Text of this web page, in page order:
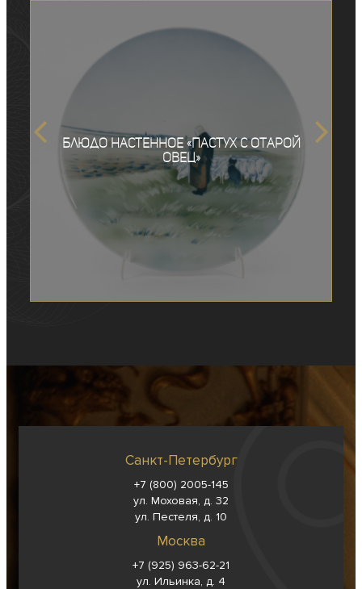
Блюдо настенное «Пастух с отарой
овец»
Санкт-Петербург
+7 (800) 2005-145
ул. Моховая, д. 32
ул. Пестеля, д. 10
Москва
+7 (925) 963-62-21
ул. Ильинка, д. 4